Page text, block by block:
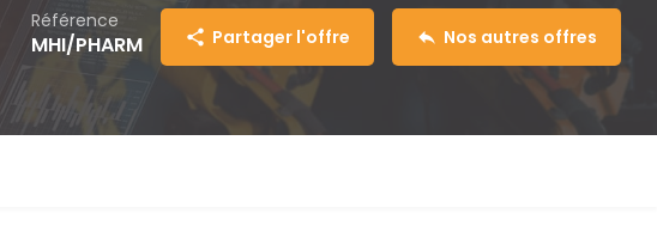
Référence
MHI/PHARM Partager l'offre Nos autres offres